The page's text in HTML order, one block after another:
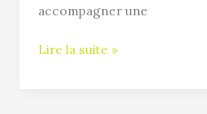
accompagner une
Lire la suite »